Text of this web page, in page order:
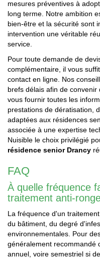
mesures préventives à
long terme. Notre ambition
bien-être et la sécurité sont
intervention une véritable
service.
Pour toute demande de
complémentaire, il vous
contact en ligne. Nos
brefs délais afin de
vous fournir toutes les
prestations de dératisation,
adaptées aux résidences
associée à une expertise
Nuisible le choix privilégié
résidence senior Drancy
FAQ
À quelle fréquence
traitement anti-
La fréquence d'un
du bâtiment, du degré
environnementales. Pour
généralement recommandé
annuel, voire semestriel si